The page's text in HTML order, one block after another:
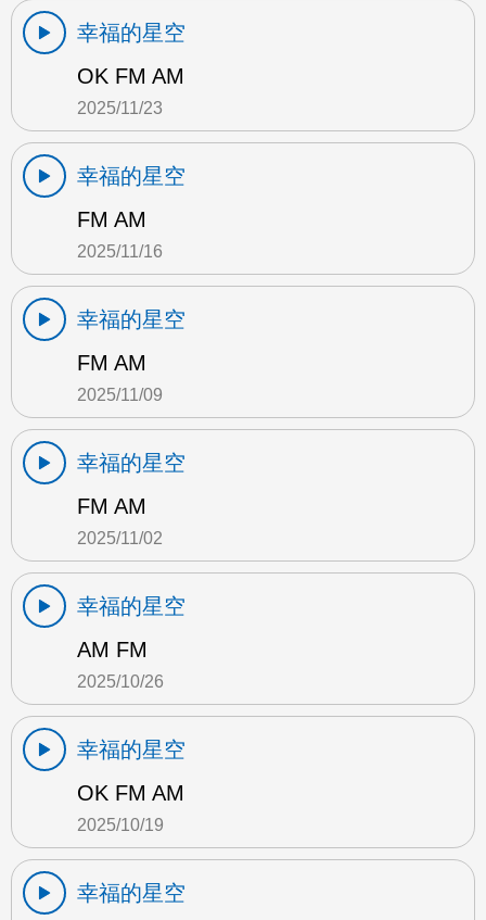
幸福的星空
OK FM AM
2025/11/23
幸福的星空
FM AM
2025/11/16
幸福的星空
FM AM
2025/11/09
幸福的星空
FM AM
2025/11/02
幸福的星空
AM FM
2025/10/26
幸福的星空
OK FM AM
2025/10/19
幸福的星空